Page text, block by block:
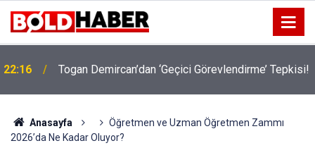
19:32 Sıcak Havalarda Ödem Şikayetini Hafife Almayın!
Anasayfa
Öğretmen ve Uzman Öğretmen Zammı
2026’da Ne Kadar Oluyor?